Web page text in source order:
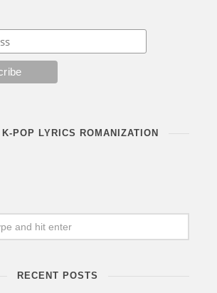
POP LYRICS ROMANIZATION
RECENT POSTS